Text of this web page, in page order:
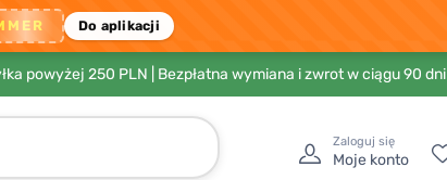
Do aplikacji
powyżej 250 PLN | Bezpłatna wymiana i zwrot w ciągu 90 dni
Zaloguj się
Moje konto